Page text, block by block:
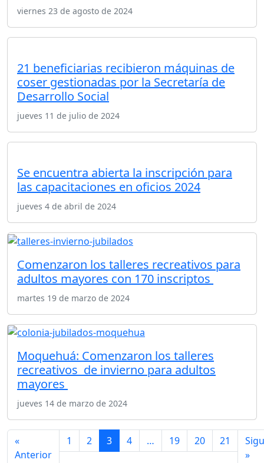
viernes 23 de agosto de 2024
21 beneficiarias recibieron máquinas de
coser gestionadas por la Secretaría de
Desarrollo Social
jueves 11 de julio de 2024
Se encuentra abierta la inscripción para
las capacitaciones en oficios 2024
jueves 4 de abril de 2024
Comenzaron los talleres recreativos para
adultos mayores con 170 inscriptos
martes 19 de marzo de 2024
Moquehuá: Comenzaron los talleres
recreativos de invierno para adultos
mayores
jueves 14 de marzo de 2024
«
Anterior
1 2 3 4 … 19 20 21
»